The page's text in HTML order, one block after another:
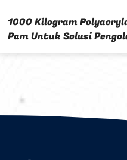
1000 Kilogram
Pam Untuk Solusi
Air Butiran Atau Bubuk